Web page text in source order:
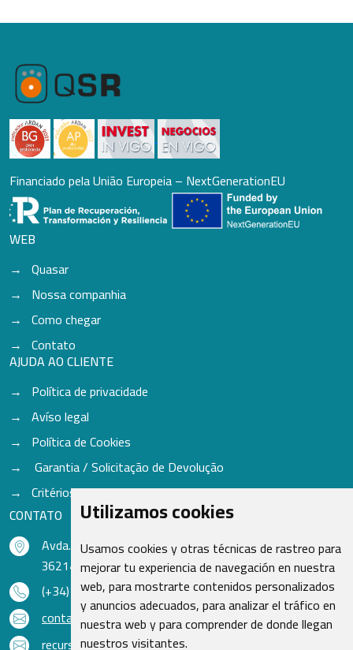
Utilizamos cookies
Usamos cookies y otras técnicas de rastreo para
mejorar tu experiencia de navegación en nuestra
web, para mostrarte contenidos personalizados
y anuncios adecuados, para analizar el tráfico en
nuestra web y para comprender de donde llegan
nuestros visitantes.
Financiado pela União Europeia – NextGenerationEU
WEB
Quasar
Nossa companhia
Como chegar
Contato
AJUDA AO CLIENTE
Política de privacidade
Avíso legal
Política de Cookies
Garantia / Solicitação de Devolução
Critérios para aceitação de Cores
CONTATO
Avda. do Freixo - Sardoma, 13
36214 Vigo - Pontevedra - Espanha
(+34) 986 48 16 33
contacto@qsr.es
recursoshumanos@qsr.es